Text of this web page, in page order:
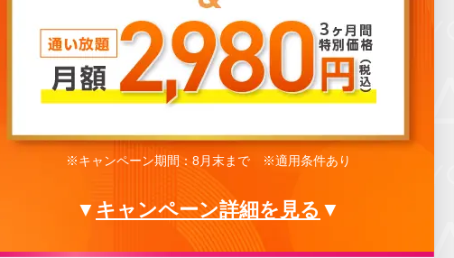
※キャンペーン期間：8月末まで ※適用条件あり
▼ キャンペーン詳細を見る ▼